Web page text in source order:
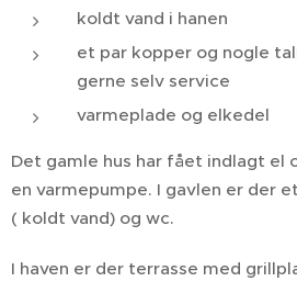
koldt vand i hanen
et par kopper og nogle
gerne selv service
varmeplade og elkedel
Det gamle hus har fået indlagt el
en varmepumpe. I gavlen er der
( koldt vand) og wc.
I haven er der terrasse med